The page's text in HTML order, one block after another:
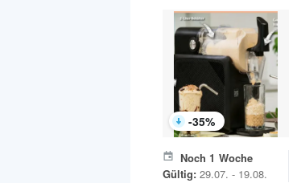
-35%
Noch 1 Woche
Gültig: 29.07. - 19.08.